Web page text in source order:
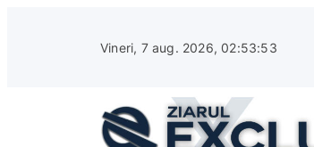
Vineri, 7 aug. 2026, 02:53:54